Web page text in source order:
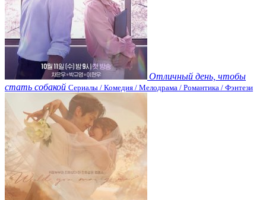
Отличный день, чтобы
стать собакой Сериалы / Комедия / Мелодрама / Романтика / Фэнтези